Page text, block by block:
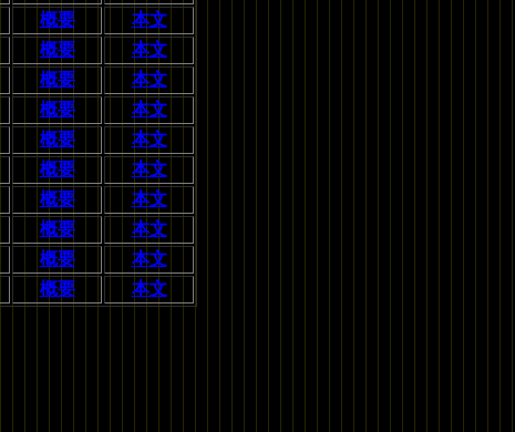
概要
本文
概要
本文
概要
本文
概要
本文
概要
本文
概要
本文
概要
本文
概要
本文
概要
本文
概要 本文